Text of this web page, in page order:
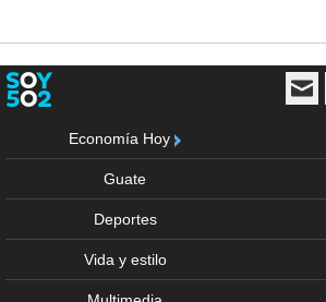
Economía Hoy
Guate
Deportes
Vida y estilo